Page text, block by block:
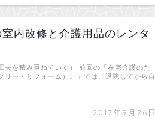
内改修と介護用品のレンタ
2017年9月26日
夫を積み重ねていく） 前回の「在宅介護のた
リー・リフォーム）。」では、退院してから自